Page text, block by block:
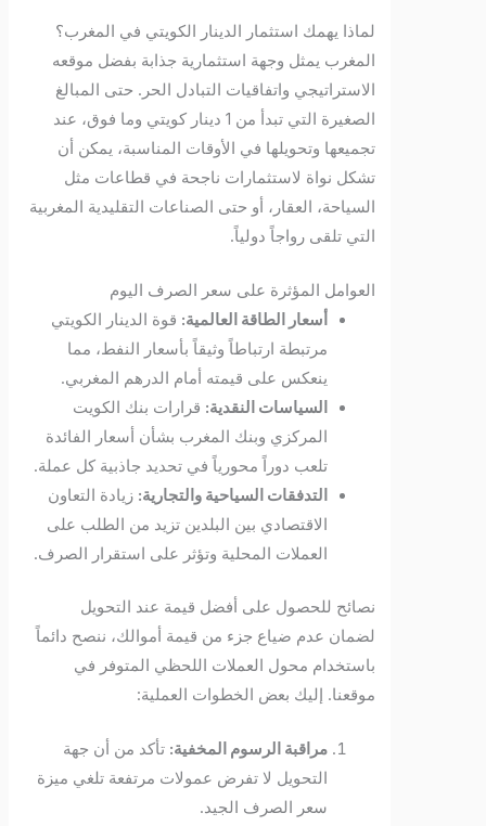
لماذا يهمك استثمار الدينار الكويتي في المغرب؟
المغرب يمثل وجهة استثمارية جذابة بفضل موقعه
الاستراتيجي واتفاقيات التبادل الحر. حتى المبالغ
الصغيرة التي تبدأ من 1 دينار كويتي وما فوق، عند
تجميعها وتحويلها في الأوقات المناسبة، يمكن أن
تشكل نواة لاستثمارات ناجحة في قطاعات مثل
السياحة، العقار، أو حتى الصناعات التقليدية المغربية
التي تلقى رواجاً دولياً.
العوامل المؤثرة على سعر الصرف اليوم
أسعار الطاقة العالمية:قوة الدينار الكويتي
مرتبطة ارتباطاً وثيقاً بأسعار النفط، مما
ينعكس على قيمته أمام الدرهم المغربي.
السياسات النقدية:قرارات بنك الكويت
المركزي وبنك المغرب بشأن أسعار الفائدة
تلعب دوراً محورياً في تحديد جاذبية كل عملة.
التدفقات السياحية والتجارية:زيادة التعاون
الاقتصادي بين البلدين تزيد من الطلب على
العملات المحلية وتؤثر على استقرار الصرف.
نصائح للحصول على أفضل قيمة عند التحويل
لضمان عدم ضياع جزء من قيمة أموالك، ننصح دائماً
باستخدام محول العملات اللحظي المتوفر في
موقعنا. إليك بعض الخطوات العملية:
مراقبة الرسوم المخفية:تأكد من أن جهة
التحويل لا تفرض عمولات مرتفعة تلغي ميزة
سعر الصرف الجيد.